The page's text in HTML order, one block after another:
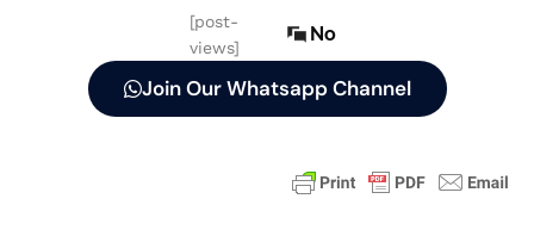
[post-
views]
No
Join Our Whatsapp Channel